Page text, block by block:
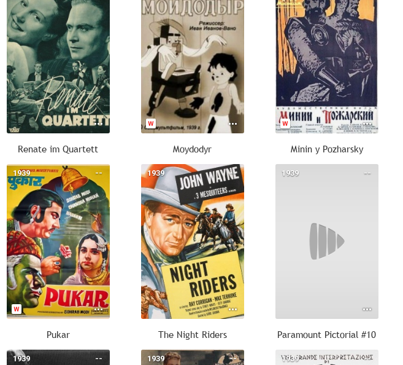
Renate im Quartett Moydodyr Minin y Pozharsky
--
1939
Pukar
--
1939
The Night Riders
--
1939
Paramount Pictorial #10
--
1939 --
1939 --
1939